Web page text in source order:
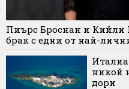
Пиърс Броснан и Кийли
брак с едни от най-
никой
дори